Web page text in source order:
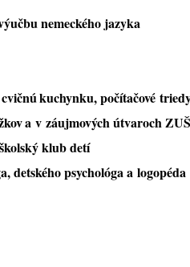
nemeckého jazyka
kuchynku, počítačové
a v záujmových útvaroch
klubdetí
detského psychológaa logopéda